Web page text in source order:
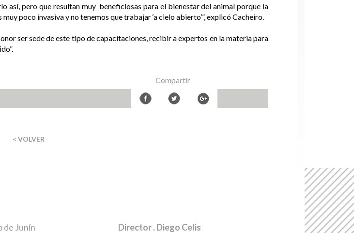
así, pero que resultan muy beneficiosas para el bienestar del animal porque la
poco invasiva y no tenemos que trabajar ‘a cielo abierto’”, explicó Cacheiro.
ser sede de este tipo de capacitaciones, recibir a expertos en la materia para
Compartir
< VOLVER
de Junín
Director. Diego Celis